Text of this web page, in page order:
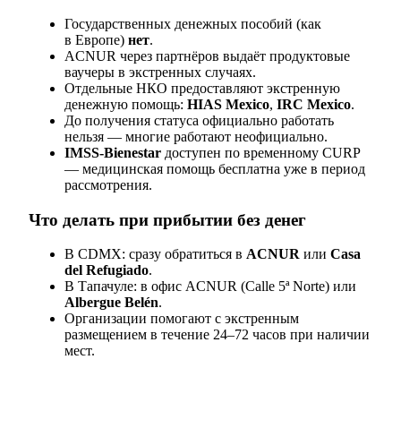
Государственных денежных пособий (как
в Европе) нет.
ACNUR через партнёров выдаёт продуктовые
ваучеры в экстренных случаях.
Отдельные НКО предоставляют экстренную
денежную помощь: HIAS Mexico, IRC Mexico.
До получения статуса официально работать
нельзя — многие работают неофициально.
IMSS-Bienestar доступен по временному CURP
— медицинская помощь бесплатна уже в период
рассмотрения.
Что делать при прибытии без денег
В CDMX: сразу обратиться в ACNUR или Casa
del Refugiado.
В Тапачуле: в офис ACNUR (Calle 5ª Norte) или
Albergue Belén.
Организации помогают с экстренным
размещением в течение 24–72 часов при наличии
мест.